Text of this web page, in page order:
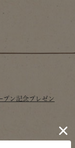
プン記念プレゼン